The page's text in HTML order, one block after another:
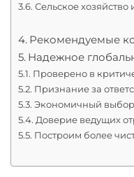
Сельское
Рекомендуемые
Надежное
Проверено в
Признание за
Экономичный выбор
Доверие ведущих
Построим более